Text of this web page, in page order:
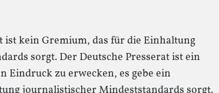
ist kein Gremium, das für die Einhaltung
sorgt. Der Deutsche Presserat ist ein
Eindruck zu erwecken, es gebe ein